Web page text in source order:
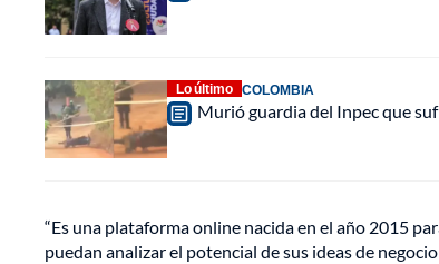
Lo último COLOMBIA
Murió guardia del Inpec que
“Es una plataforma online nacida en el año 2015
puedan analizar el potencial de sus ideas de